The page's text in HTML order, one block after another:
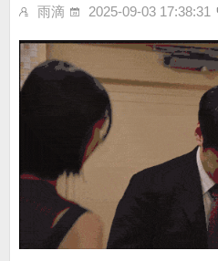
雨滴
2025-09-03 17:38:31